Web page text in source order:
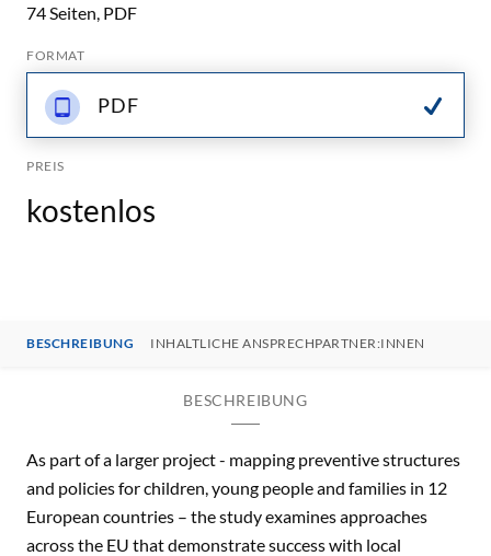
74 Seiten, PDF
FORMAT
PDF
PREIS
kostenlos
BESCHREIBUNG INHALTLICHE ANSPRECHPARTNER:INNEN
BESCHREIBUNG
As part of a larger project - mapping preventive structures
and policies for children, young people and families in 12
European countries – the study examines approaches
across the EU that demonstrate success with local